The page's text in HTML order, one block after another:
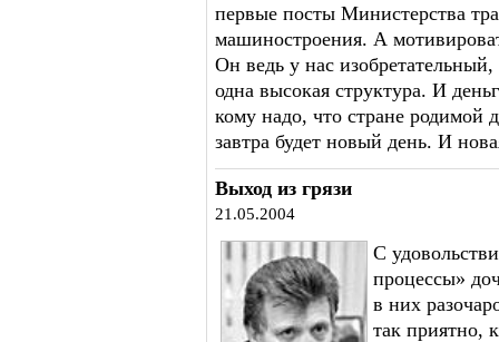
первые посты Министерства
машиностроения. А
Он ведь у нас
одна высокая структура. И
кому надо, что стране родимой
завтра будет новый день. И
Выход из грязи
21.05.2004
С
процессы»
в них
так приятно,